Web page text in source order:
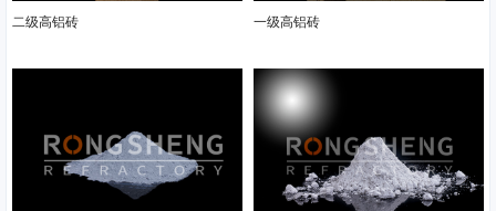
二级高铝砖 一级高铝砖